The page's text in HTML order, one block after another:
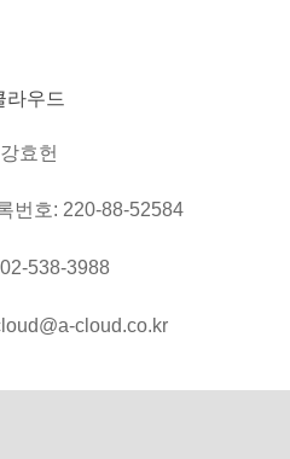
라우드
효헌
번호: 220-88-52584
538-3988
cloud.co.kr